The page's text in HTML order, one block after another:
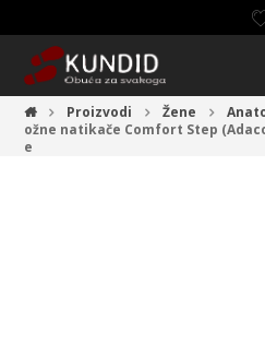
Proizvodi Žene
ožne natikače Comfort Step
e